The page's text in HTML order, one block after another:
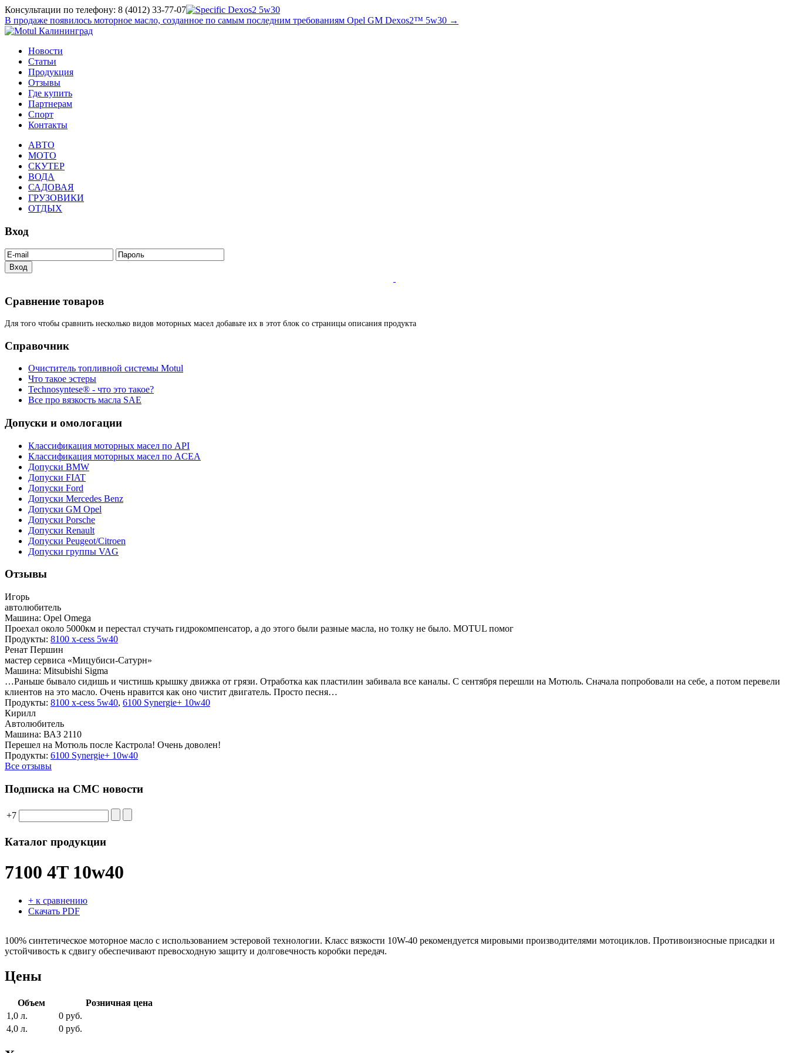
Консультации по телефону: 8 (4012) 33-77-07
В продаже появилось моторное масло, созданное по самым последним требованиям Opel GM Dexos2™ 5w30 →
Новости
Статьи
Продукция
Отзывы
Где купить
Партнерам
Спорт
Контакты
АВТО
МОТО
СКУТЕР
ВОДА
САДОВАЯ
ГРУЗОВИКИ
ОТДЫХ
Вход
Сравнение товаров
Для того чтобы сравнить несколько видов моторных масел добавьте их в этот блок со страницы описания продукта
Справочник
Очиститель топливной системы Motul
Что такое эстеры
Technosyntese® - что это такое?
Все про вязкость масла SAE
Допуски и омологации
Классификация моторных масел по API
Классификация моторных масел по ACEA
Допуски BMW
Допуски FIAT
Допуски Ford
Допуски Mercedes Benz
Допуски GM Opel
Допуски Porsche
Допуски Renault
Допуски Peugeot/Citroen
Допуски группы VAG
Отзывы
Игорь
автолюбитель
Машина: Opel Omega
Проехал около 5000км и перестал стучать гидрокомпенсатор, а до этого были разные масла, но толку не было. MOTUL помог
Продукты: 8100 x-cess 5w40
Ренат Першин
мастер сервиса «Мицубиси-Сатурн»
Машина: Mitsubishi Sigma
…Раньше бывало сидишь и чистишь крышку движка от грязи. Отработка как пластилин забивала все каналы. С сентября перешли на Мотюль. Сначала попробовали на себе, а потом перевели
клиентов на это масло. Очень нравится как оно чистит двигатель. Просто песня…
Продукты: 8100 x-cess 5w40, 6100 Synergie+ 10w40
Кирилл
Автолюбитель
Машина: ВАЗ 2110
Перешел на Мотюль после Кастрола! Очень доволен!
Продукты: 6100 Synergie+ 10w40
Все отзывы
Подписка на СМС новости
+7
Каталог продукции
7100 4T 10w40
+ к сравнению
Скачать PDF
100% синтетическое моторное масло с использованием эстеровой технологии. Класс вязкости 10W-40 рекомендуется мировыми производителями мотоциклов. Противоизносные присадки и
устойчивость к сдвигу обеспечивают превосходную защиту и долговечность коробки передач.
Цены
Объем
Розничная цена
1,0 л.
0 руб.
4,0 л.
0 руб.